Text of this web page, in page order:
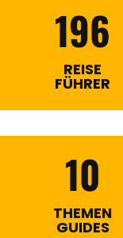
196
REISE
FÜHRER
10
THEMEN
GUIDES